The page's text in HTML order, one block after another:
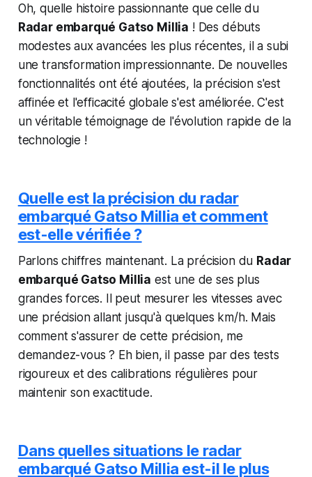
Oh, quelle histoire passionnante que celle du
Radar embarqué Gatso Millia ! Des débuts
modestes aux avancées les plus récentes, il a subi
une transformation impressionnante. De nouvelles
fonctionnalités ont été ajoutées, la précision s'est
affinée et l'efficacité globale s'est améliorée. C'est
un véritable témoignage de l'évolution rapide de la
technologie !
Quelle est la précision du radar
embarqué Gatso Millia et comment
est-elle vérifiée ?
Parlons chiffres maintenant. La précision du Radar
embarqué Gatso Millia est une de ses plus
grandes forces. Il peut mesurer les vitesses avec
une précision allant jusqu'à quelques km/h. Mais
comment s'assurer de cette précision, me
demandez-vous ? Eh bien, il passe par des tests
rigoureux et des calibrations régulières pour
maintenir son exactitude.
Dans quelles situations le radar
embarqué Gatso Millia est-il le plus